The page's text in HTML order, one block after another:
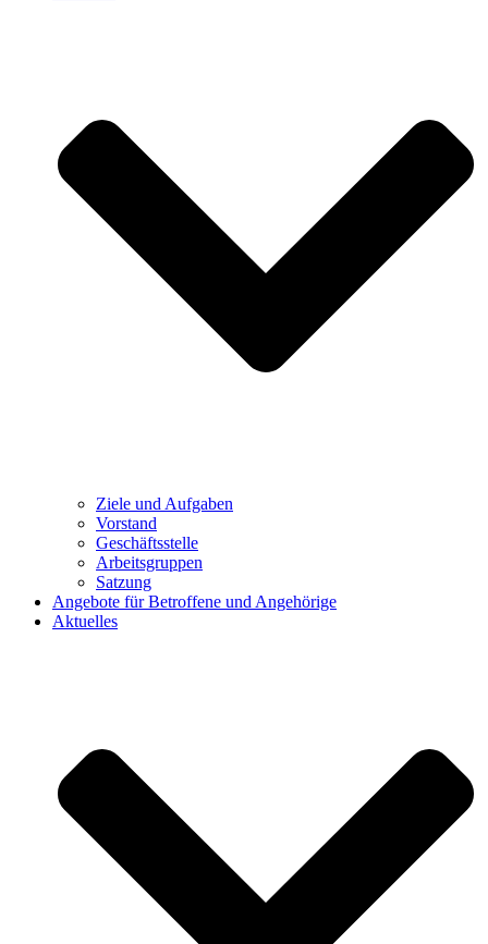
Ziele und Aufgaben
Vorstand
Geschäftsstelle
Arbeitsgruppen
Satzung
Angebote für Betroffene und Angehörige
Aktuelles